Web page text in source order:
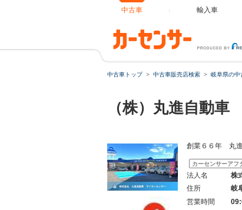
中古車 輸入車
中古車トップ 中古車販売店検索 岐阜県の中
（株）丸進自動車
創業６６年 丸進
カーセンサーアフ
法人名
株
住所
岐
営業時間